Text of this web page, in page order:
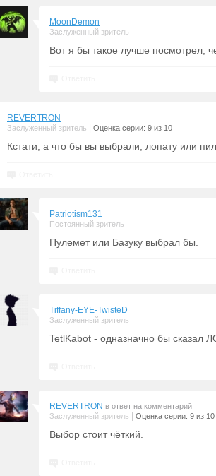
MoonDemon
Заслуженный зритель
Вот я бы такое лучше посмотрел,
REVERTRON
Заслуженный зритель Оценка серии: 9 из 10
Кстати, а что бы вы выбрали, лопату или
Patriotism131
Постоянный зритель
Пулемет или Базуку выбрал бы.
Tiffany-EYE-TwisteD
Заслуженный зритель
TetlKabot - одназначно бы сказал
REVERTRON в ответ на комментарий
Заслуженный зритель
Оценка серии: 9 из 10
Выбор стоит чёткий.